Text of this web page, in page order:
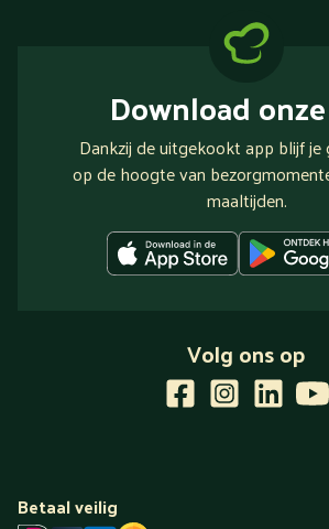
Download
Dankzij de uitgekookt app blijf je
op de hoogte van
maaltijden.
Volg ons op
Betaal veilig